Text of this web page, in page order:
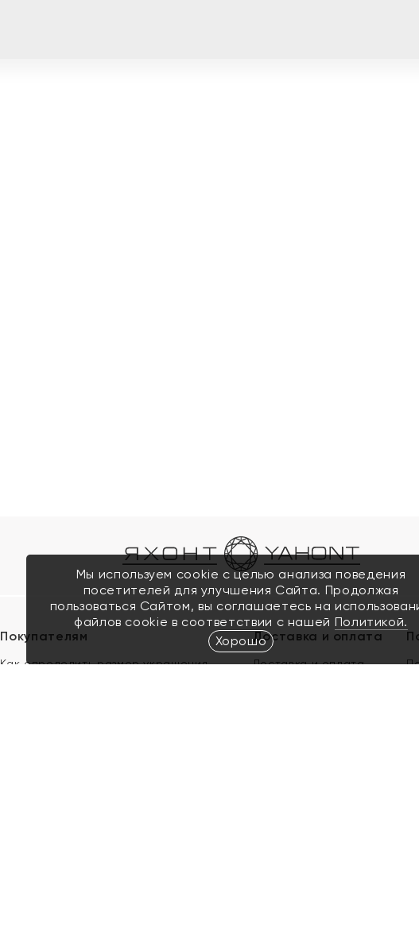
Покупателям
Как определить размер украшения
Доставка и оплата
Доставка и оплата
Мы используем cookie с целью анализа поведения
посетителей для улучшения Сайта. Продолжая
пользоваться Сайтом, вы соглашаетесь на
файлов cookie в соответствии с нашей Политикой.
Хорошо